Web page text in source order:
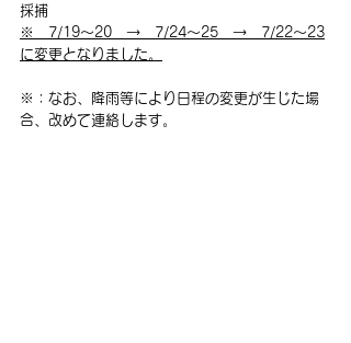
採捕
※　7/19～20　→　7/24～25　→　7/22～23
に変更となりました。
※：なお、降雨等により日程の変更が生じた場
合、改めて連絡します。